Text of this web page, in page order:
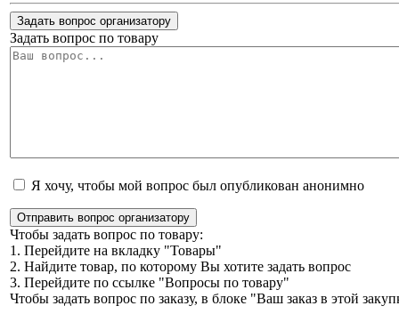
Задать вопрос организатору
Задать вопрос по товару
Я хочу, чтобы мой вопрос был опубликован анонимно
Отправить вопрос организатору
Чтобы задать вопрос по товару:
1. Перейдите на вкладку "Товары"
2. Найдите товар, по которому Вы хотите задать вопрос
3. Перейдите по ссылке "Вопросы по товару"
Чтобы задать вопрос по заказу, в блоке "Ваш заказ в этой